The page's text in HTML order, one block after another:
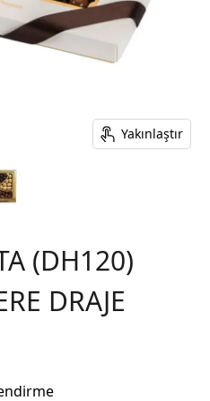
Yakınlaştır
(DH120)
DRAJE